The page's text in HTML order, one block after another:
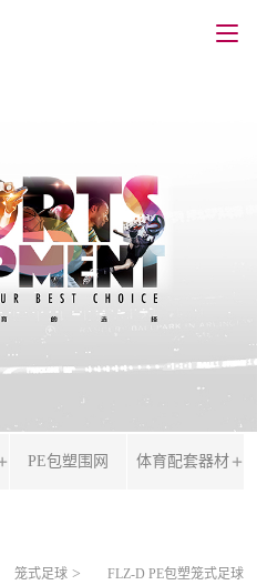
PE包塑围网 体育配套器材
笼式足球 > FLZ-D PE包塑笼式足球